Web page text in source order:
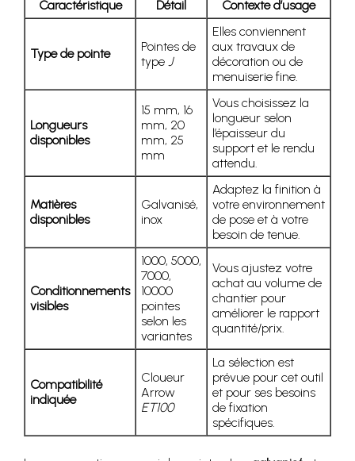
Caractéristique Détail Contexte d’usage
Type de pointe
Pointes de
type J
Elles conviennent
aux travaux de
décoration ou de
menuiserie fine.
Longueurs
disponibles
15 mm, 16
mm, 20
mm, 25
mm
Vous choisissez la
longueur selon
l’épaisseur du
support et le rendu
attendu.
Matières
disponibles
Galvanisé,
inox
Adaptez la finition à
votre environnement
de pose et à votre
besoin de tenue.
Conditionnements
visibles
1000, 5000,
7000,
10000
pointes
selon les
variantes
Vous ajustez votre
achat au volume de
chantier pour
améliorer le rapport
quantité/prix.
Compatibilité
indiquée
Cloueur
Arrow
ET100
La sélection est
prévue pour cet outil
et pour ses besoins
de fixation
spécifiques.